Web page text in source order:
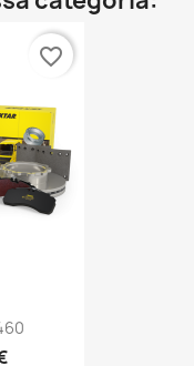
favorite_border